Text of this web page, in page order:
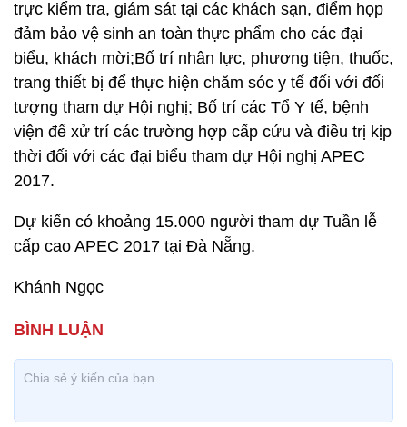
trực kiểm tra, giám sát tại các khách sạn, điểm họp
đảm bảo vệ sinh an toàn thực phẩm cho các đại
biểu, khách mời;Bố trí nhân lực, phương tiện, thuốc,
trang thiết bị để thực hiện chăm sóc y tế đối với đối
tượng tham dự Hội nghị; Bố trí các Tổ Y tế, bệnh
viện để xử trí các trường hợp cấp cứu và điều trị kịp
thời đối với các đại biểu tham dự Hội nghị APEC
2017.
Dự kiến có khoảng 15.000 người tham dự Tuần lễ
cấp cao APEC 2017 tại Đà Nẵng.
Khánh Ngọc